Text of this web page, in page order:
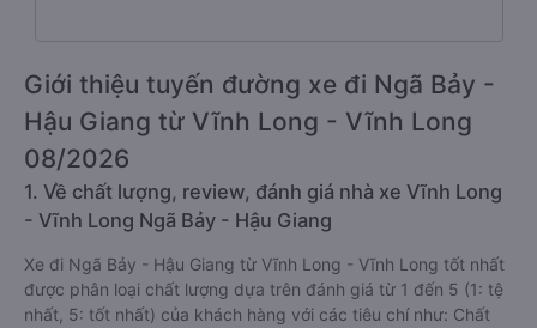
Giới thiệu tuyến đường xe đi Ngã Bảy -
Hậu Giang từ Vĩnh Long - Vĩnh Long
08/2026
1. Về chất lượng, review, đánh giá nhà xe Vĩnh Long
- Vĩnh Long Ngã Bảy - Hậu Giang
Xe đi Ngã Bảy - Hậu Giang từ Vĩnh Long - Vĩnh Long tốt nhất
được phân loại chất lượng dựa trên đánh giá từ 1 đến 5 (1: tệ
nhất, 5: tốt nhất) của khách hàng với các tiêu chí như: Chất